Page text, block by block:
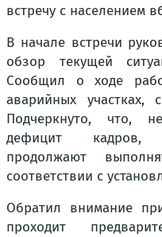
встречу с населением
В начале встречи
обзор текущей
Сообщил о ходе
аварийных участках,
Подчеркнуто, что,
дефицит кадров,
продолжают
соответствии с
Обратил внимание
проходит